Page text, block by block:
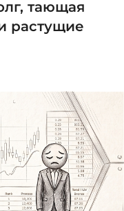
тающая
растущие